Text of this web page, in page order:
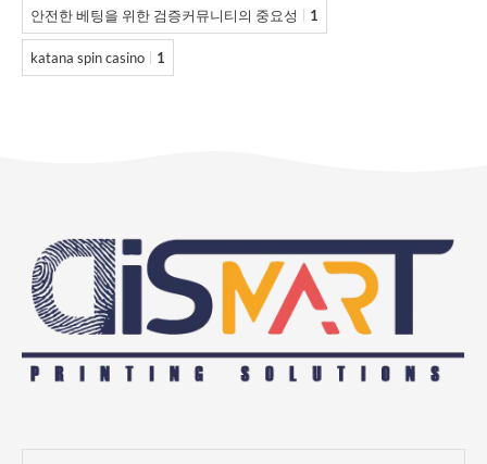
안전한 베팅을 위한 검증커뮤니티의 중요성 1
katana spin casino 1